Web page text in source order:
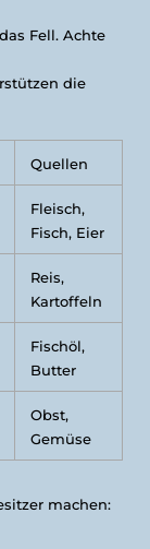
Fell. Achte
die
Quellen
Fleisch,
Fisch, Eier
Reis,
Kartoffeln
Fischöl,
Butter
Obst,
Gemüse
machen: